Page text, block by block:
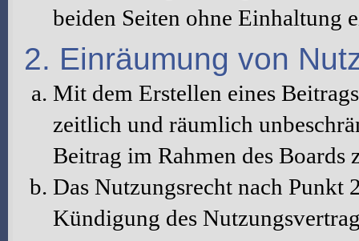
beiden Seiten ohne Einhaltung
2. Einräumung von
Mit dem Erstellen eines
zeitlich und räumlich
Beitrag im Rahmen des Boards
Das Nutzungsrecht nach Punkt
Kündigung des